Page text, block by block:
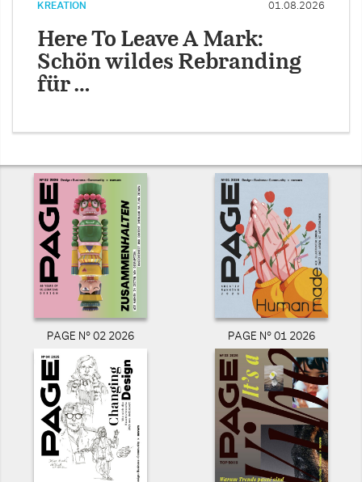
KREATION 01.08.2026
Here To Leave A Mark:
Schön wildes Rebranding
für …
PAGE N° 02 2026 PAGE N° 01 2026